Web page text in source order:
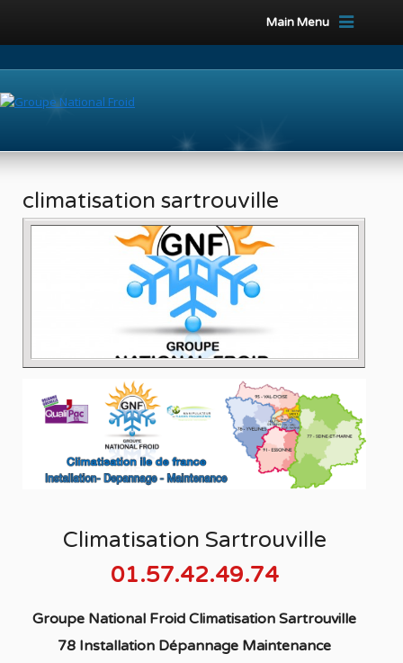
Main Menu
climatisation sartrouville
Climatisation Sartrouville
01.57.42.49.74
Groupe National Froid Climatisation Sartrouville
78 Installation Dépannage Maintenance